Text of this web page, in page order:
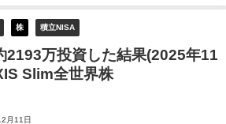
株 積立NISA
2193万投資した結果(2025年11
Slim全世界株
月11日